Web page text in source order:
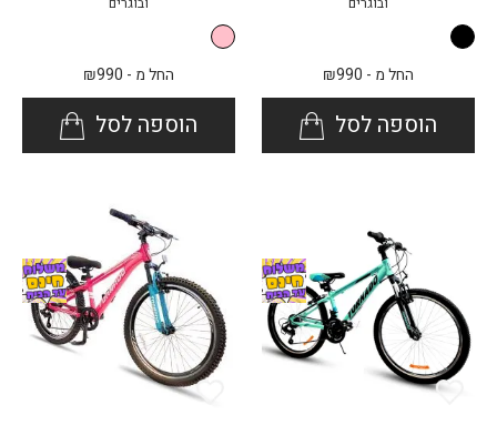
החל מ - ₪990
הוספה לסל
החל מ - ₪990
הוספה לסל